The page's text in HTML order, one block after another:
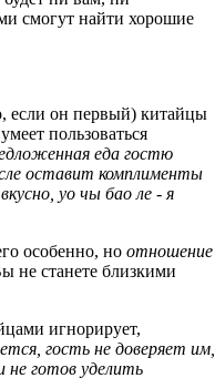
смогут найти хорошие
если он первый) китайцы
пользоваться
еда гостю
оставит комплименты
уо чы бао ле - я
особенно, но отношение
не станете близкими
игнорирует,
гость не доверяет им,
не готов уделить